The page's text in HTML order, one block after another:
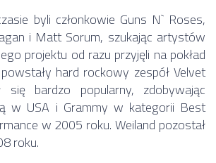
byli członkowie Guns N` Roses,
i Matt Sorum, szukając artystów
projektu od razu przyjęli na pokład
hard rockowy zespół Velvet
się bardzo popularny, zdobywając
w USA i Grammy w kategorii Best
w 2005 roku. Weiland pozostał
roku.